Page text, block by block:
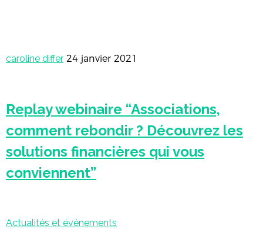
caroline differ 24 janvier 2021
Replay webinaire “Associations,
comment rebondir ? Découvrez les
solutions financières qui vous
conviennent”
Actualités et événements